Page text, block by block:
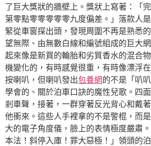
了巨大獎狀的牆壁上。獎狀上寫著：
第零點零零零零零九度偏差。」落款人
緊從車窗探出頭，發現周圍不再是熟悉
望無際、由無數白線和編號組成的巨大
起來像是新買的輪胎和劣質香水的混合
機變化的，有時感覺很重，有時像漂浮
按喇叭，但喇叭發出包養網的不是「叭
學會的、關於泊車口訣的魔性兒歌。四
剎車聲，接著，一群穿著反光背心和戴
他衝來。這些人手裡拿的不是警棍，而
大的電子角度儀，臉上的表情極度嚴肅
本法！斜停入庫！罪大惡極！」領頭的